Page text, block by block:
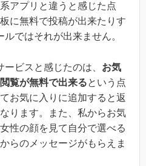
アプリと違うと感じた点
に無料で投稿が出来たりす
ではそれが出来ません。
ビスと感じたのは、 お気
覧が無料で出来るという点
お気に入りに追加すると返
ります。また、私からお気
性の顔を見て自分で選べる
らのメッセージがもらえま